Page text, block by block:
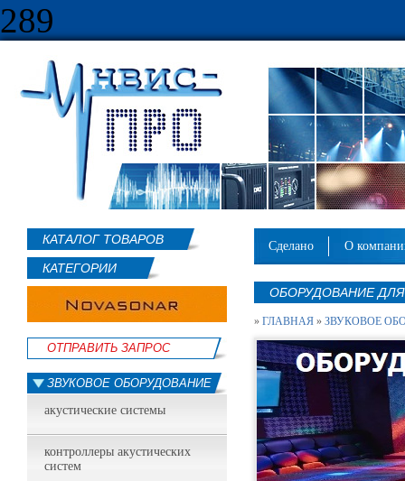
289
КАТАЛОГ ТОВАРОВ
КАТЕГОРИИ
ОТПРАВИТЬ ЗАПРОС
ЗВУКОВОЕ ОБОРУДОВАНИЕ
акустические системы
контроллеры акустических
систем
сделано о
ОБОРУДОВАНИЕ ДЛЯ
» ГЛАВНАЯ » ЗВУКОВОЕ